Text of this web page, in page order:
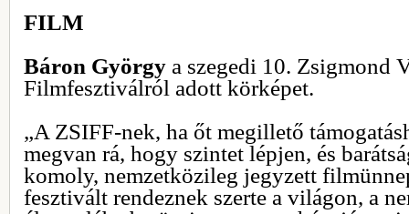
FILM
Báron György a szegedi 10. Zsigmond
Filmfesztiválról adott körképet.
„A ZSIFF-nek, ha őt megillető
megvan rá, hogy szintet lépjen, és
komoly, nemzetközileg jegyzett
fesztivált rendeznek szerte a világon, a